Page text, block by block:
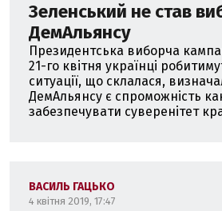
Зеленський не став
ДемАльянсу
Президентська виборча
21-го квітня українці
ситуації, що склалася,
ДемАльянсу є спроможність
забезпечувати суверенітет
ВАСИЛЬ ГАЦЬКО
4 квітня 2019, 17:47